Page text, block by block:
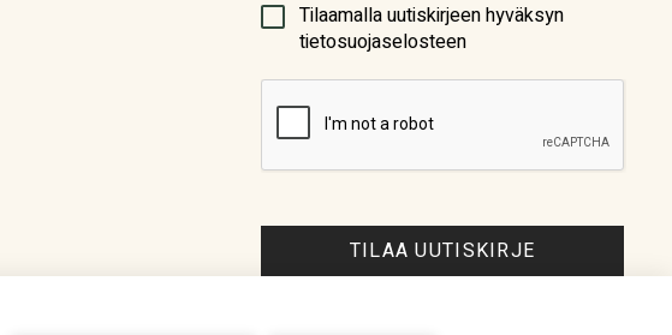
27.8.2022
(Pakollinen)
Tilaamalla uutiskirjeen hyväksyn
tietosuojaselosteen